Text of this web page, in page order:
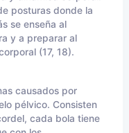
posturas donde la
se enseña al
y a preparar al
(17, 18).
causados por
pélvico. Consisten
cada bola tiene